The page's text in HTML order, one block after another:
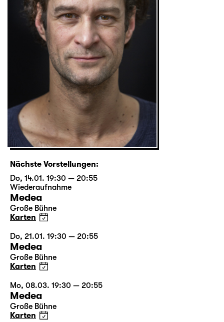
Nächste Vorstellungen:
Do, 14.01. 19:30 — 20:55
Wiederaufnahme
Medea
Große Bühne
Karten
Do, 21.01. 19:30 — 20:55
Medea
Große Bühne
Karten
Mo, 08.03. 19:30 — 20:55
Medea
Große Bühne
Karten